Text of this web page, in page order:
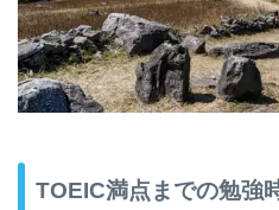
TOEIC満点までの勉強